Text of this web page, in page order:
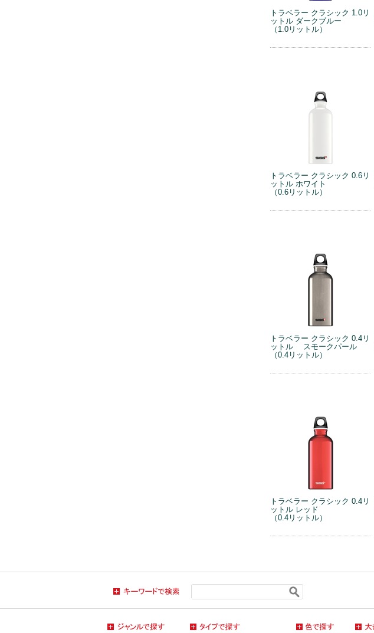
トラベラー クラシック 1.0リ
ットル ダークブルー
（1.0リットル）
トラベラー クラシック 0.6リ
ットル ホワイト
（0.6リットル）
トラベラー クラシック 0.4リ
ットル スモークパール
（0.4リットル）
トラベラー クラシック 0.4リ
ットル レッド
（0.4リットル）